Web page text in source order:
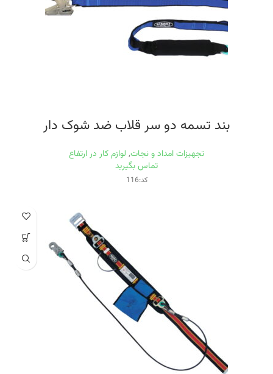
بند تسمه دو سر قلاب ضد شوک دار
تجهیزات امداد و نجات, لوازم کار در ارتفاع
تماس بگیرید
کد:116